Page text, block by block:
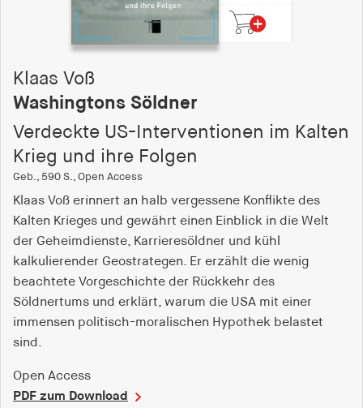
Klaas Voß
Washingtons Söldner
Verdeckte US-Interventionen im Kalten
Krieg und ihre Folgen
Geb., 590 S., Open Access
Klaas Voß erinnert an halb vergessene Konflikte des
Kalten Krieges und gewährt einen Einblick in die Welt
der Geheimdienste, Karrieresöldner und kühl
kalkulierender Geostrategen. Er erzählt die wenig
beachtete Vorgeschichte der Rückkehr des
Söldnertums und erklärt, warum die USA mit einer
immensen politisch-moralischen Hypothek belastet
sind.
Open Access
PDF zum Download